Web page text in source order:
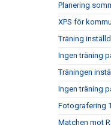
Planering
XPS för
Träning
Ingen träning
Träningen
Ingen träning
Fotografering
Matchen mot